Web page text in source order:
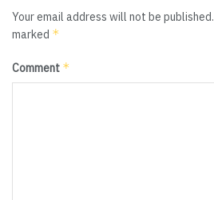
Your email address will not be published.
marked *
Comment *